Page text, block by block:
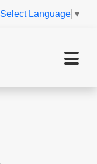
Select Language ▼